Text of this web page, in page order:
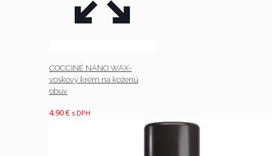
COCCINÉ NANO WAX-
voskový krém na koženú
obuv
4.90€ s DPH